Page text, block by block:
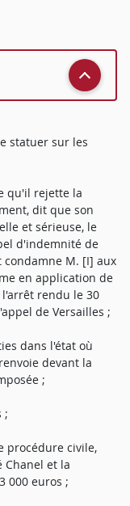
statuer sur les
qu'il rejette la
dit que son
et sérieuse, le
d'indemnité de
condamne M. [I] aux
en application de
rendu le 30
de Versailles ;
dans l'état où
devant la
;
;
procédure civile,
Chanel et la
000 euros ;